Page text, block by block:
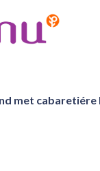
met cabaretiére